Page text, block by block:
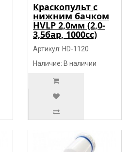
Краскопульт с
нижним бачком
HVLP 2,0мм (2,0-
3,5бар, 1000сс)
Артикул: HD-1120
Наличие: В наличии